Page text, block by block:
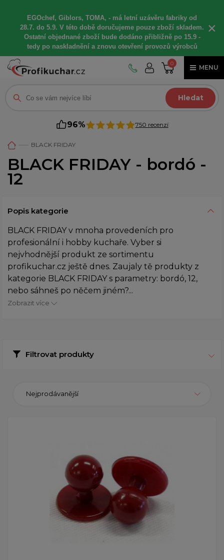
EGOchef, Giblors, TOMA, - má letní uzávěru fabriky od
28.7. do 5.9. V této době doručujeme pouze zboží skladem.
Ostatní objednané zboží bude dodáno přibližně po 15.9 -
tedy po naskladnění a znovu otevření provozů výrobců
×
0
MENU
Hledat
96% 750 recenzí
BLACK FRIDAY
BLACK FRIDAY - bordó -
12
Popis kategorie
BLACK FRIDAY v mnoha provedeních pro
profesionální i hobby kuchaře. Vyber si
nejvhodnější produkt ze sortimentu
profikuchar.cz ještě dnes. Zaujaly tě produkty z
kategorie BLACK FRIDAY s parametry: bordó, 12,
nebo sáhneš po něčem jiném?...
Zobrazit více
Filtrovat produkty
Nejprodávanější